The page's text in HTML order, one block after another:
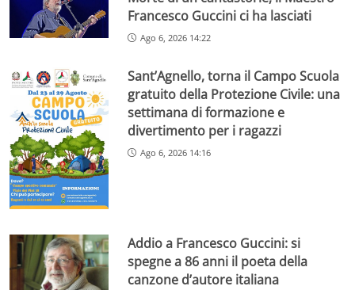
Francesco Guccini ci ha lasciati
Ago 6, 2026 14:22
Sant’Agnello, torna il Campo Scuola
gratuito della Protezione Civile: una
settimana di formazione e
divertimento per i ragazzi
Ago 6, 2026 14:16
Addio a Francesco Guccini: si
spegne a 86 anni il poeta della
canzone d’autore italiana